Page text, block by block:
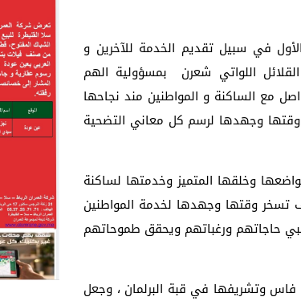
في سبيل تقديم الخدمة للآخرين و
اللواتي شعرن بمسؤولية الهم
مع الساكنة و المواطنين مند نجاحها
وقتها وجهدها لرسم كل معاني التضحية
وخلقها المتميز وخدمتها لساكنة
وقتها وجهدها لخدمة المواطنين
حاجاتهم ورغباتهم ويحقق طموحاتهم
فاس وتشريفها في قبة البرلمان ، وجعل